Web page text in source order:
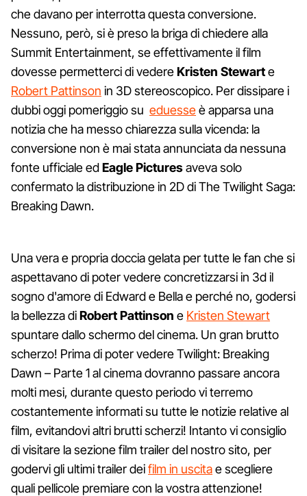
che davano per interrotta questa conversione.
Nessuno, però, si è preso la briga di chiedere alla
Summit Entertainment, se effettivamente il film
dovesse permetterci di vedereKristen Stewarte
Robert Pattinson in 3D stereoscopico. Per dissipare i
dubbi oggi pomeriggio su eduesseè apparsa una
notizia che ha messo chiarezza sulla vicenda: la
conversione non è mai stata annunciata da nessuna
fonte ufficiale edEagle Picturesaveva solo
confermato la distribuzione in 2D diThe Twilight Saga:
Breaking Dawn.
Una vera e propria doccia gelata per tutte le fan che si
aspettavano di poter vedere concretizzarsi in 3d il
sogno d'amore di Edward e Bella e perché no, godersi
la bellezza diRobert Pattinson e Kristen Stewart
spuntare dallo schermo del cinema. Un gran brutto
scherzo! Prima di poter vedere Twilight: Breaking
Dawn – Parte 1 al cinema dovranno passare ancora
molti mesi, durante questo periodo vi terremo
costantemente informati su tutte le notizie relative al
film, evitandovi altri brutti scherzi! Intanto vi consiglio
di visitare la sezione film trailer del nostro sito, per
godervi gli ultimi trailer deifilm in uscitae scegliere
quali pellicole premiare con la vostra attenzione!